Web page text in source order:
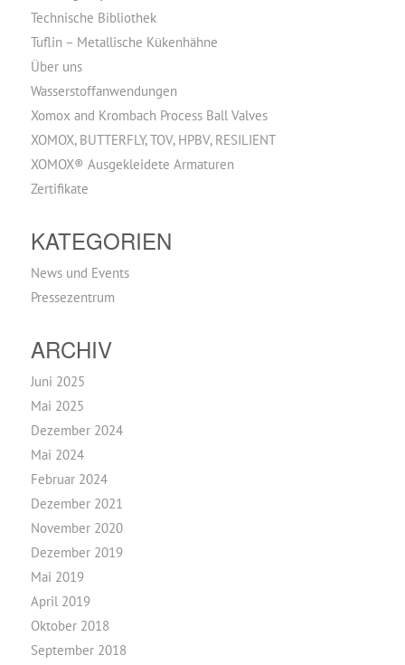
Technische Bibliothek
Tuflin – Metallische Kükenhähne
Über uns
Wasserstoffanwendungen
Xomox and Krombach Process Ball Valves
XOMOX, BUTTERFLY, TOV, HPBV, RESILIENT
XOMOX® Ausgekleidete Armaturen
Zertifikate
KATEGORIEN
News und Events
Pressezentrum
ARCHIV
Juni 2025
Mai 2025
Dezember 2024
Mai 2024
Februar 2024
Dezember 2021
November 2020
Dezember 2019
Mai 2019
April 2019
Oktober 2018
September 2018